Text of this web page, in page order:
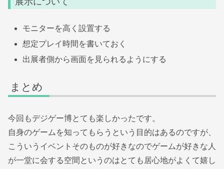
モニターを高く設置する
想定プレイ時間を書いておく
出展者側から画面を見られるようにする
まとめ
今回もデジゲー博とても楽しかったです。
自身のゲームを知ってもらうという目的はあるのですが、
こういうイベントそのものが好きなのでゲームが好きな人
が一堂に会する空間というのはとても居心地がよくて嬉し